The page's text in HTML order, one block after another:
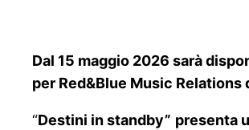
Dal 15 maggio 2026 sarà
per Red&Blue Music
“Destini in standby” presenta